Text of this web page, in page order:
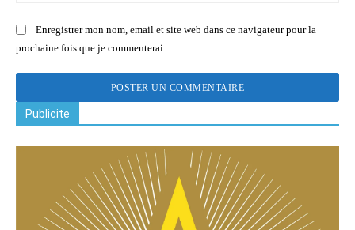
Enregistrer mon nom, email et site web dans ce navigateur pour la
prochaine fois que je commenterai.
Publicite